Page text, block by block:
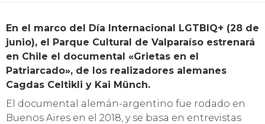
En el marco del Día Internacional LGTBIQ+ (28 de
junio), el Parque Cultural de Valparaíso estrenará
en Chile el documental «Grietas en el
Patriarcado», de los realizadores alemanes
Cagdas Celtikli y Kai Münch.
El documental alemán-argentino fue rodado en
Buenos Aires en el 2018, y se basa en entrevistas